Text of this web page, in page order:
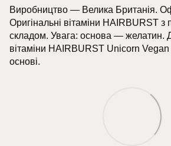
Виробництво — Велика Британія.
Оригінальні вітаміни HAIRBURST з
складом. Увага: основа — желатин.
вітаміни HAIRBURST Unicorn Vegan
основі.